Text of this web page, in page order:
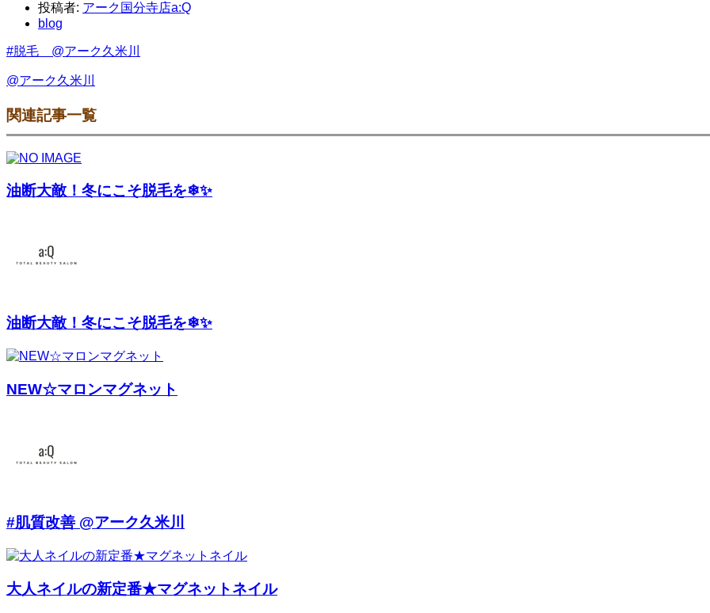
投稿者: アーク国分寺店a:Q
blog
#脱毛 @アーク久米川
@アーク久米川
関連記事一覧
油断大敵！冬にこそ脱毛を❄✨
油断大敵！冬にこそ脱毛を❄✨
NEW☆マロンマグネット
#肌質改善 @アーク久米川
大人ネイルの新定番★マグネットネイル